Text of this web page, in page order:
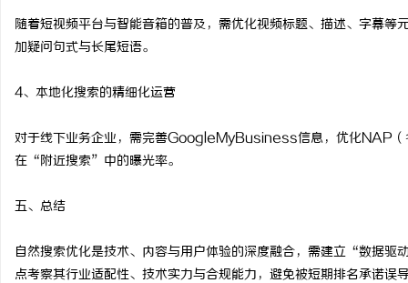
随着短视频平台与智能音箱的普及，需优化视频标题、描述、字幕
加疑问句式与长尾短语。
4、本地化搜索的精细化运营
对于线下业务企业，需完善GoogleMyBusiness信息，优化NAP（
在“附近搜索”中的曝光率。
五、总结
自然搜索优化是技术、内容与用户体验的深度融合，需建立“数据
点考察其行业适配性、技术实力与合规能力，避免被短期排名承诺